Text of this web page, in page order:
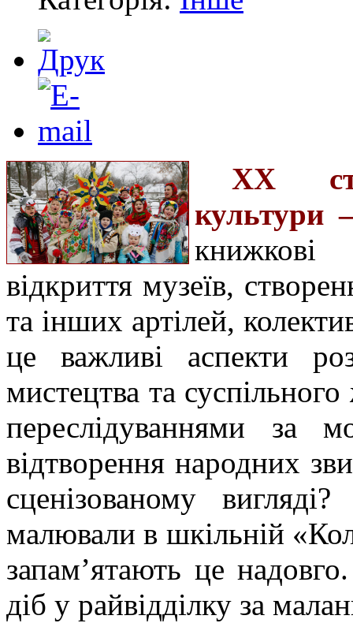
ХХ
культури
книжкові
відкриття музеїв,
та інших артілей,
це важливі аспекти
мистецтва та
переслідуваннями за
відтворення народних
сценізованому
малювали в шкільній
запам’ятають це
діб у райвідділку за